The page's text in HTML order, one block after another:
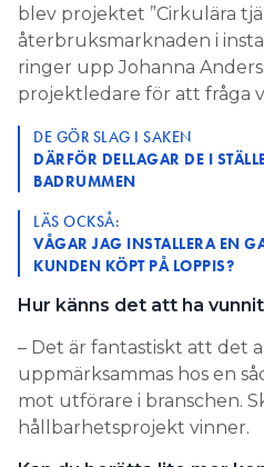
blev projektet ”Cirkulära
återbruksmarknaden i
ringer upp Johanna
projektledare för att fråga
DE GÖR SLAG I SAKEN
DÄRFÖR DELLAGAR DE I
BADRUMMEN
LÄS OCKSÅ:
VÅGAR JAG INSTALLERA EN
KUNDEN KÖPT PÅ LOPPIS?
Hur känns det att ha
– Det är fantastiskt att det
uppmärksammas hos en
mot utförare i branschen.
hållbarhetsprojekt vinner.